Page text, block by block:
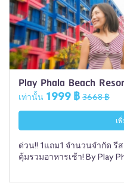
Play Phala Beach
เท่านั้น 1999 ฿ 3668 ฿
เ
ด่วน!! 1แถม1 จำนวนจำกัด รี
คุ้มรวมอาหารเช้า! By Play